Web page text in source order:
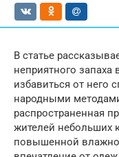
В статье
неприятного
избавиться от него
народными
распространенная
жителей небольших
повышенной